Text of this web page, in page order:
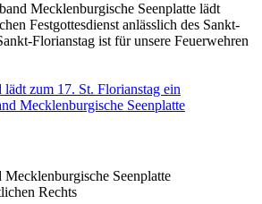
Mecklenburgische Seenplatte lädt
Festgottesdienst anlässlich des Sankt-
Florianstag ist für unsere Feuerwehren
zum 17. St. Florianstag ein
Seenplatte
Rechts